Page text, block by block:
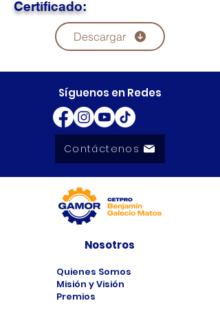
Certificado:
Descargar
Síguenos en Redes
Contáctenos
Nosotros
Quienes Somos
Misión y Visión
Premios